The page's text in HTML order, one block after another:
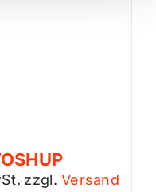
zzgl.Versand